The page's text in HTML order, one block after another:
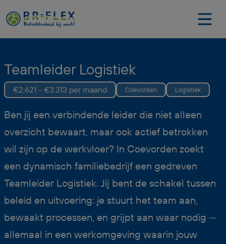
Teamleider Logistiek
€2.621 - €3.313 per maand Coevorden Logistiek
Ben jij een verbindende leider die niet alleen
overzicht bewaart, maar ook actief betrokken
wil zijn op de werkvloer? In Coevorden zoekt
een dynamisch familiebedrijf een gedreven
Teamleider Logistiek. Jij bent de schakel tussen
beleid en uitvoering: je stuurt het team aan,
bewaakt processen, en grijpt aan waar nodig —
allemaal in een werkomgeving waarin jouw